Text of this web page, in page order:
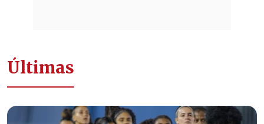
Últimas